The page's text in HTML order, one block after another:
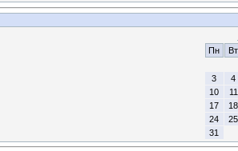
Пн
Вт
3
4
10
11
17
18
24
25
31